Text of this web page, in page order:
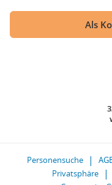
Als
Personensuche
Privatsphäre